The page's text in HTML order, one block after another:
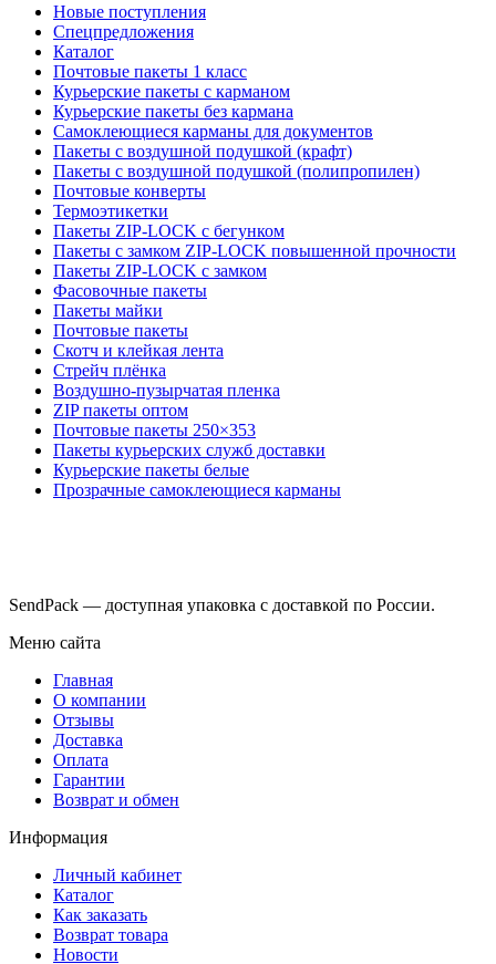
Новые поступления
Спецпредложения
Каталог
Почтовые пакеты 1 класс
Курьерские пакеты с карманом
Курьерские пакеты без кармана
Самоклеющиеся карманы для документов
Пакеты с воздушной подушкой (крафт)
Пакеты с воздушной подушкой (полипропилен)
Почтовые конверты
Термоэтикетки
Пакеты ZIP-LOCK с бегунком
Пакеты с замком ZIP-LOCK повышенной прочности
Пакеты ZIP-LOCK с замком
Фасовочные пакеты
Пакеты майки
Почтовые пакеты
Скотч и клейкая лента
Стрейч плёнка
Воздушно-пузырчатая пленка
ZIP пакеты оптом
Почтовые пакеты 250×353
Пакеты курьерских служб доставки
Курьерские пакеты белые
Прозрачные самоклеющиеся карманы
SendPack — доступная упаковка с доставкой по России.
Меню сайта
Главная
О компании
Отзывы
Доставка
Оплата
Гарантии
Возврат и обмен
Информация
Личный кабинет
Каталог
Как заказать
Возврат товара
Новости